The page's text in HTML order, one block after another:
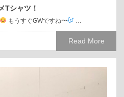
Tシャツ！
もうすぐGWですね〜 …
Read More